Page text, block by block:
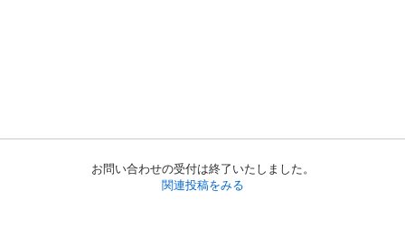
お問い合わせの受付は終了いたしました。
関連投稿をみる